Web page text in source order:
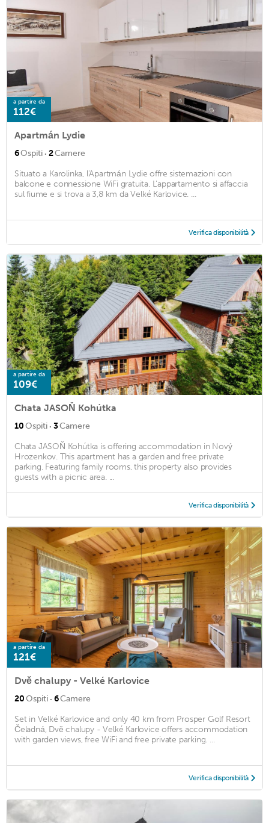
a partire da
112€
Apartmán Lydie
6Ospiti · 2Camere
Situato a Karolinka, l'Apartmán Lydie offre sistemazioni con
balcone e connessione WiFi gratuita. L'appartamento si affaccia
sul fiume e si trova a 3,8 km da Velké Karlovice. ...
Verifica disponibilità
a partire da
109€
Chata JASOŇ Kohútka
10Ospiti · 3Camere
Chata JASOŇ Kohútka is offering accommodation in Nový
Hrozenkov. This apartment has a garden and free private
parking. Featuring family rooms, this property also provides
guests with a picnic area. ...
Verifica disponibilità
a partire da
121€
Dvě chalupy - Velké Karlovice
20Ospiti · 6Camere
Set in Velké Karlovice and only 40 km from Prosper Golf Resort
Čeladná, Dvě chalupy - Velké Karlovice offers accommodation
with garden views, free WiFi and free private parking. ...
Verifica disponibilità